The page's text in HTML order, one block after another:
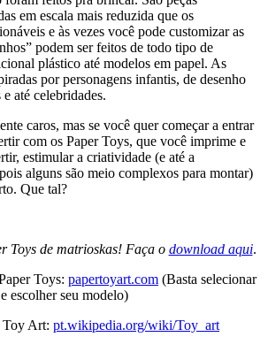
em escala mais reduzida que os
e às vezes você pode customizar as
podem ser feitos de todo tipo de
plástico até modelos em papel. As
por personagens infantis, de desenho
até celebridades.
caros, mas se você quer começar a entrar
com os Paper Toys, que você imprime e
estimular a criatividade (e até a
alguns são meio complexos para montar)
Que tal?
Toys de matrioskas! Faça o download aqui.
Toys: papertoyart.com (Basta selecionar
escolher seu modelo)
Toy Art: pt.wikipedia.org/wiki/Toy_art